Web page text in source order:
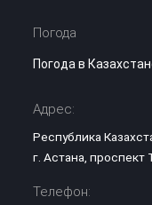
Погода
Погода в
Адрес:
Республика
г. Астана, проспект
Телефон: